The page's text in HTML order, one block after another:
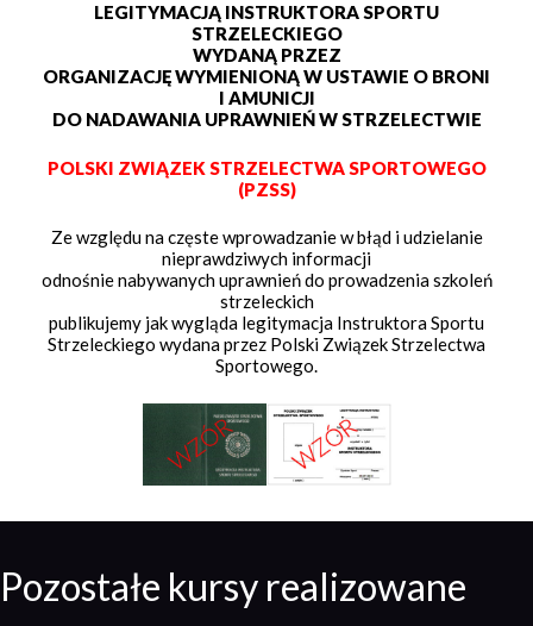
LEGITYMACJĄ INSTRUKTORA SPORTU
STRZELECKIEGO
WYDANĄ PRZEZ
ORGANIZACJĘ WYMIENIONĄ W USTAWIE O BRONI
I AMUNICJI
DO NADAWANIA UPRAWNIEŃ W STRZELECTWIE
POLSKI ZWIĄZEK STRZELECTWA SPORTOWEGO
(PZSS)
Ze względu na częste wprowadzanie w błąd i udzielanie
nieprawdziwych informacji
odnośnie nabywanych uprawnień do prowadzenia szkoleń
strzeleckich
publikujemy jak wygląda legitymacja Instruktora Sportu
Strzeleckiego wydana przez Polski Związek Strzelectwa
Sportowego.
Pozostałe kursy realizowane